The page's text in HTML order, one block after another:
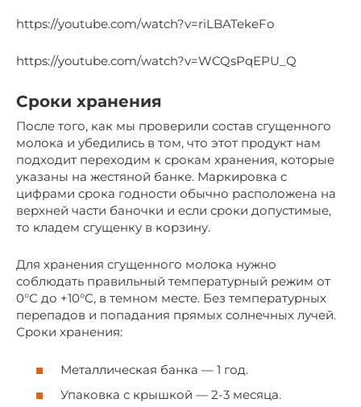
https://youtube.com/watch?v=riLBATekeFo
https://youtube.com/watch?v=WCQsPqEPU_Q
Сроки хранения
После того, как мы проверили состав сгущенного
молока и убедились в том, что этот продукт нам
подходит переходим к срокам хранения, которые
указаны на жестяной банке. Маркировка с
цифрами срока годности обычно расположена на
верхней части баночки и если сроки допустимые,
то кладем сгущенку в корзину.
Для хранения сгущенного молока нужно
соблюдать правильный температурный режим от
0°С до +10°С, в темном месте. Без температурных
перепадов и попадания прямых солнечных лучей.
Сроки хранения:
Металлическая банка — 1 год.
Упаковка с крышкой — 2-3 месяца.